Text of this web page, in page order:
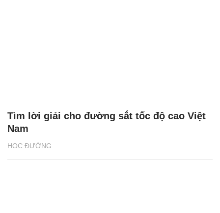
HỌC ĐƯỜNG
Tìm lời giải cho đường sắt tốc độ cao Việt
Nam